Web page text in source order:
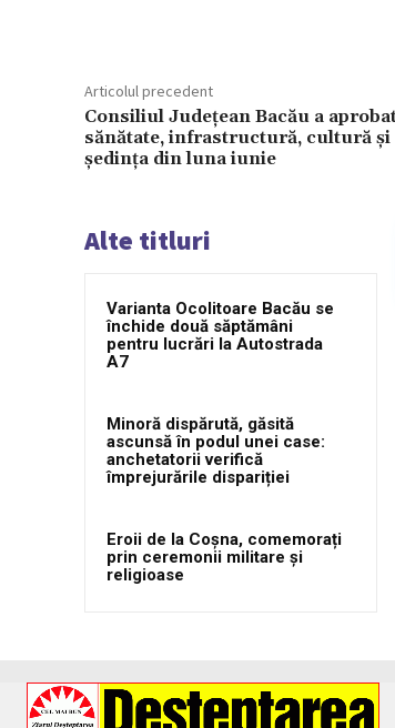
Articolul precedent
Consiliul Județean Bacău a
sănătate, infrastructură, cultură
ședința din luna iunie
Alte titluri
Varianta Ocolitoare Bacău se
închide două săptămâni
pentru lucrări la Autostrada
A7
Minoră dispărută, găsită
ascunsă în podul unei case:
anchetatorii verifică
împrejurările dispariției
Eroii de la Coșna, comemorați
prin ceremonii militare și
religioase